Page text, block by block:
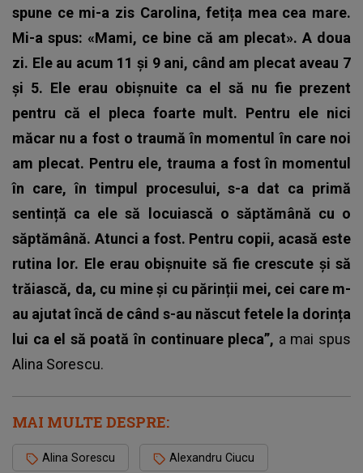
spune ce mi-a zis Carolina, fetița mea cea mare.
Mi-a spus: «Mami, ce bine că am plecat». A doua
zi. Ele au acum 11 și 9 ani, când am plecat aveau 7
și 5. Ele erau obișnuite ca el să nu fie prezent
pentru că el pleca foarte mult. Pentru ele nici
măcar nu a fost o traumă în momentul în care noi
am plecat. Pentru ele, trauma a fost în momentul
în care, în timpul procesului, s-a dat ca primă
sentință ca ele să locuiască o săptămână cu o
săptămână. Atunci a fost. Pentru copii, acasă este
rutina lor. Ele erau obișnuite să fie crescute și să
trăiască, da, cu mine și cu părinții mei, cei care m-
au ajutat încă de când s-au născut fetele la dorința
lui ca el să poată în continuare pleca”, a mai spus
Alina Sorescu.
MAI MULTE DESPRE:
Alina Sorescu Alexandru Ciucu